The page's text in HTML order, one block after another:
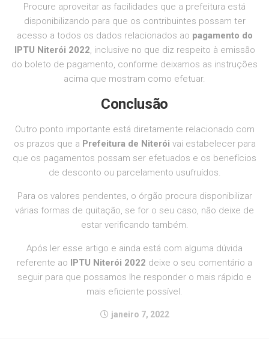
Procure aproveitar as facilidades que a prefeitura está
disponibilizando para que os contribuintes possam ter
acesso a todos os dados relacionados ao pagamento do
IPTU Niterói 2022, inclusive no que diz respeito à emissão
do boleto de pagamento, conforme deixamos as instruções
acima que mostram como efetuar.
Conclusão
Outro ponto importante está diretamente relacionado com
os prazos que a Prefeitura de Niterói vai estabelecer para
que os pagamentos possam ser efetuados e os benefícios
de desconto ou parcelamento usufruídos.
Para os valores pendentes, o órgão procura disponibilizar
várias formas de quitação, se for o seu caso, não deixe de
estar verificando também.
Após ler esse artigo e ainda está com alguma dúvida
referente ao IPTU Niterói 2022 deixe o seu comentário a
seguir para que possamos lhe responder o mais rápido e
mais eficiente possível.
janeiro 7, 2022